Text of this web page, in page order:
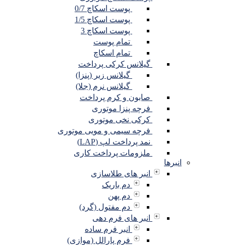
پوست اسکاچ 0/7
پوست اسکاچ 1/5
پوست اسکاچ 3
تمام پوست
تمام اسکاچ
گیلانس کرکی پرداخت
گیلانس زبر (پنزا)
گیلانس نرم (جلا)
صابون و کرم پرداخت
فرچه پنزا موتوری
کرکی نخی موتوری
فرچه سیمی و مویی موتوری
نمد پرداخت لپ (LAP)
ملزومات پرداخت کاری
انبرها
انبر های طلاسازی
دم باریک
دم پهن
دم مفتول (گرد)
انبر های فرم دهی
انبر فرم ساده
فرم پارالل (موازی)